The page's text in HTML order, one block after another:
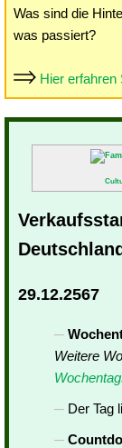
Was sind die
was passiert?
Hier erfahren
29.12.2567
Weitere
Der Tag